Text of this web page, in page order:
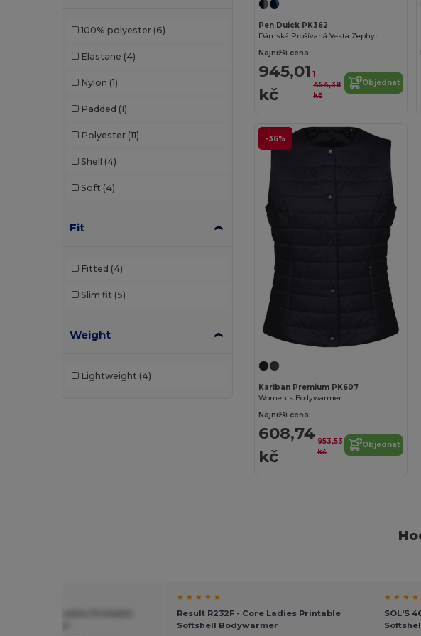
100% polyester (6)
Elastane (4)
Nylon (1)
Padded (1)
Polyester (11)
Shell (4)
Soft (4)
Fit
Fitted (4)
Slim fit (5)
Weight
Lightweight (4)
Pen Duick PK362
Dámská Prošívaná Vesta Zephyr
Najnižší cena:
945,01
kč
1
454,38
kč
Objednat
-36%
Kariban Premium PK607
Women's Bodywarmer
Najnižší cena:
608,74
kč
953,53
kč
Objednat
★ ★ ★ ★ ★
Result R232F - Core Ladies Printable
Softshell Bodywarmer
★ ★ ★ ★
SOL'S